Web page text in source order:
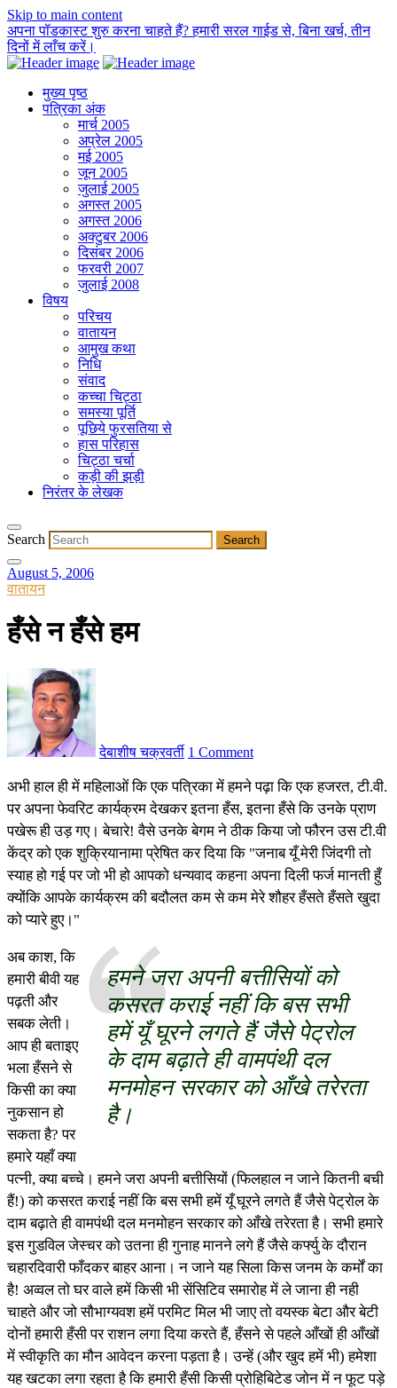
Skip to main content
अपना पॉडकास्ट शुरु करना चाहते हैं? हमारी सरल गाईड से, बिना खर्च, तीन
दिनों में लाँच करें।
मुख्य पृष्ठ
पत्रिका अंक
मार्च 2005
अप्रेल 2005
मई 2005
जून 2005
जुलाई 2005
अगस्त 2005
अगस्त 2006
अक्टुबर 2006
दिसंबर 2006
फरवरी 2007
जुलाई 2008
विषय
परिचय
वातायन
आमुख कथा
निधि
संवाद
कच्चा चिट्ठा
समस्या पूर्ति
पूछिये फुरसतिया से
हास परिहास
चिट्ठा चर्चा
कड़ी की झड़ी
निरंतर के लेखक
Search
August 5, 2006
वातायन
हँसे न हँसे हम
देबाशीष चक्रवर्ती 1 Comment
अभी हाल ही में महिलाओं कि एक पत्रिका में हमने पढ़ा कि एक हजरत, टी.वी.
पर अपना फेवरिट कार्यक्रम देखकर इतना हँस, इतना हँसे कि उनके प्राण
पखेरू ही उड़ गए। बेचारे! वैसे उनके बेगम ने ठीक किया जो फौरन उस टी.वी
केंद्र को एक शुक्रियानामा प्रेषित कर दिया कि "जनाब यूँ मेरी जिंदगी तो
स्याह हो गई पर जो भी हो आपको धन्यवाद कहना अपना दिली फर्ज मानती हुँ
क्योंकि आपके कार्यक्रम की बदौलत कम से कम मेरे शौहर हँसते हँसते खुदा
को प्यारे हुए।"
हमने जरा अपनी बत्तीसियों को
कसरत कराई नहीं कि बस सभी
हमें यूँ घूरने लगते हैं जैसे पेट्रोल
के दाम बढ़ाते ही वामपंथी दल
मनमोहन सरकार को आँखे तरेरता
है।
अब काश, कि
हमारी बीवी यह
पढ़ती और
सबक लेती।
आप ही बताइए
भला हँसने से
किसी का क्या
नुकसान हो
सकता है? पर
हमारे यहाँ क्या
पत्नी, क्या बच्चे। हमने जरा अपनी बत्तीसियों (फिलहाल न जाने कितनी बची
हैं!) को कसरत कराई नहीं कि बस सभी हमें यूँ घूरने लगते हैं जैसे पेट्रोल के
दाम बढ़ाते ही वामपंथी दल मनमोहन सरकार को आँखे तरेरता है। सभी हमारे
इस गुडविल जेस्चर को उतना ही गुनाह मानने लगे हैं जैसे कर्फ्यु के दौरान
चहारदिवारी फाँदकर बाहर आना। न जाने यह सिला किस जनम के कर्मों का
है! अव्वल तो घर वाले हमें किसी भी सेंसिटिव समारोह में ले जाना ही नही
चाहते और जो सौभाग्यवश हमें परमिट मिल भी जाए तो वयस्क बेटा और बेटी
दोनों हमारी हँसी पर राशन लगा दिया करते हैं, हँसने से पहले आँखों ही आँखों
में स्वीकृति का मौन आवेदन करना पड़ता है। उन्हें (और खुद हमें भी) हमेशा
यह खटका लगा रहता है कि हमारी हँसी किसी प्रोहिबिटेड जोन में न फूट पड़े